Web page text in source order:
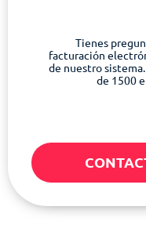
Tienes
facturación
de nuestro
de 1500